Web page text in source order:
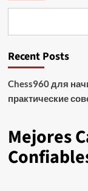
Recent Posts
Chess960 для
практические
Mejores